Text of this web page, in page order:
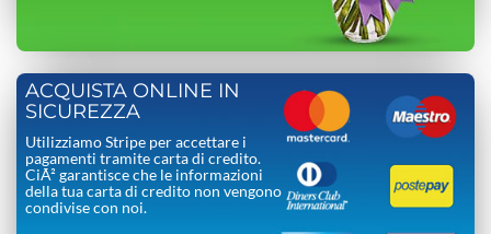
ACQUISTA ONLINE IN
SICUREZZA
Utilizziamo Stripe per accettare i
pagamenti tramite carta di credito.
CiÃ² garantisce che le informazioni
della tua carta di credito non vengono
condivise con noi.